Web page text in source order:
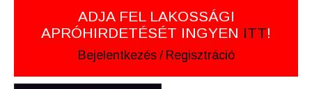
ADJA FEL LAKOSSÁGI
APRÓHIRDETÉSÉT INGYEN ITT!
Bejelentkezés / Regisztráció